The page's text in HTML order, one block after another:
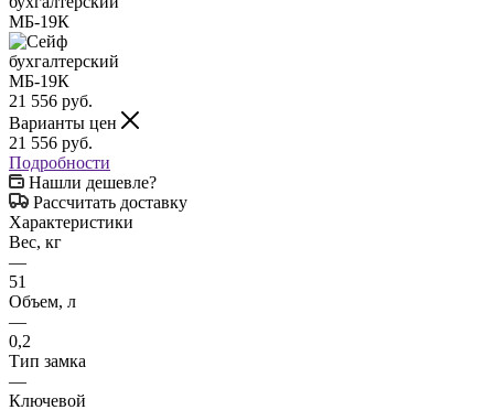
21 556 руб.
Варианты цен
21 556 руб.
Подробности
Нашли дешевле?
Рассчитать доставку
Характеристики
Вес, кг
—
51
Объем, л
—
0,2
Тип замка
—
Ключевой